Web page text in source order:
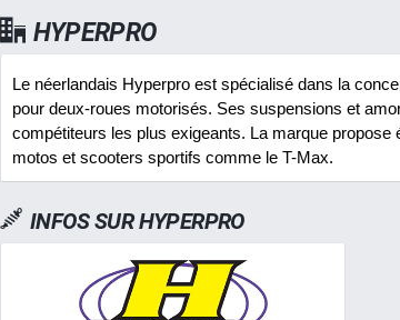
HYPERPRO
Le néerlandais Hyperpro est spécialisé dans la
pour deux-roues motorisés. Ses suspensions et
compétiteurs les plus exigeants. La marque propose
motos et scooters sportifs comme le T-Max.
INFOS SURHYPERPRO